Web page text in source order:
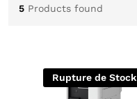
5 Products found
Rupture de Stock